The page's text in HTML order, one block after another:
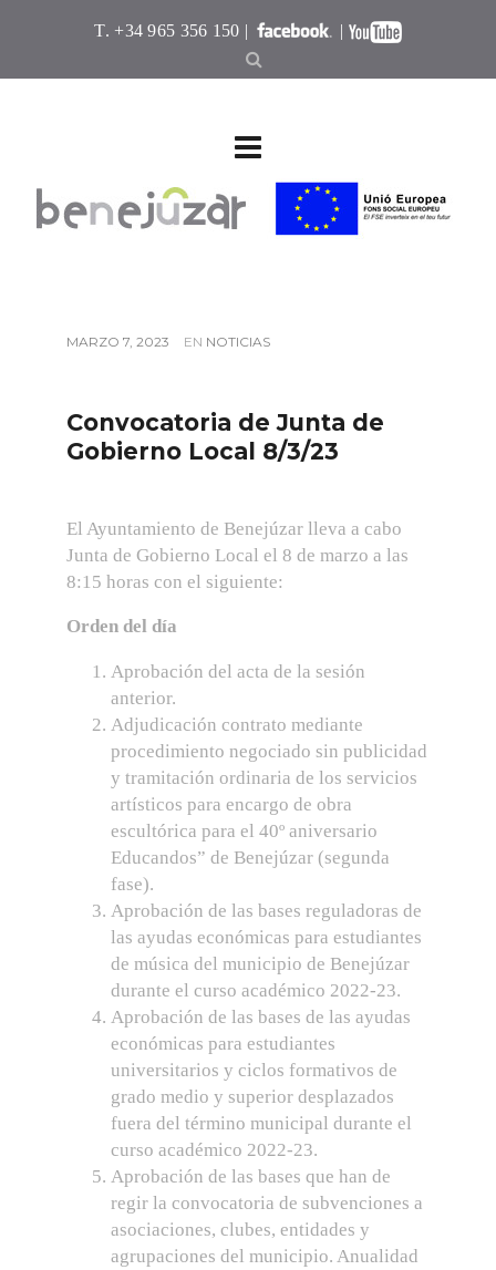
T. +34 965 356 150 | |
MARZO 7, 2023 EN NOTICIAS
Convocatoria de Junta de
Gobierno Local 8/3/23
El Ayuntamiento de Benejúzar lleva a cabo
Junta de Gobierno Local el 8 de marzo a las
8:15 horas con el siguiente:
Orden del día
Aprobación del acta de la sesión
anterior.
Adjudicación contrato mediante
procedimiento negociado sin publicidad
y tramitación ordinaria de los servicios
artísticos para encargo de obra
escultórica para el 40º aniversario
Educandos” de Benejúzar (segunda
fase).
Aprobación de las bases reguladoras de
las ayudas económicas para estudiantes
de música del municipio de Benejúzar
durante el curso académico 2022-23.
Aprobación de las bases de las ayudas
económicas para estudiantes
universitarios y ciclos formativos de
grado medio y superior desplazados
fuera del término municipal durante el
curso académico 2022-23.
Aprobación de las bases que han de
regir la convocatoria de subvenciones a
asociaciones, clubes, entidades y
agrupaciones del municipio. Anualidad